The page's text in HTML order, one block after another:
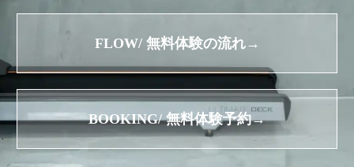
FLOW/ 無料体験の流れ→
BOOKING/ 無料体験予約→